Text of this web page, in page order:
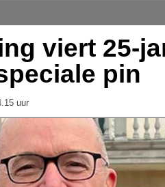
viert 25-
pin
uur